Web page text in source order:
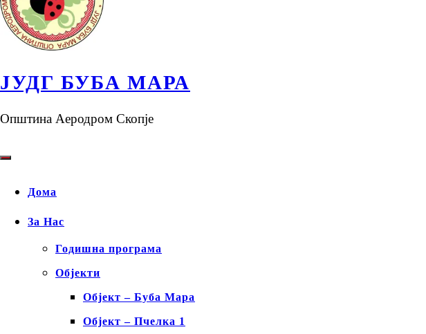
ЈУДГ БУБА МАРА
Општина Аеродром Скопје
Дома
За Нас
Годишна програма
Објекти
Објект – Буба Мара
Објект – Пчелка 1